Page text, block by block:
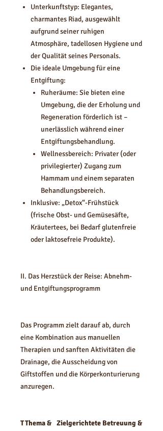
Unterkunftstyp: Elegantes,
charmantes Riad, ausgewählt
aufgrund seiner ruhigen
Atmosphäre, tadellosen Hygiene und
der Qualität seines Personals.
Die ideale Umgebung für eine
Entgiftung:
Ruheräume: Sie bieten eine
Umgebung, die der Erholung und
Regeneration förderlich ist –
unerlässlich während einer
Entgiftungsbehandlung.
Wellnessbereich: Privater (oder
privilegierter) Zugang zum
Hammam und einem separaten
Behandlungsbereich.
Inklusive: „Detox“-Frühstück
(frische Obst- und Gemüsesäfte,
Kräutertees, bei Bedarf glutenfreie
oder laktosefreie Produkte).
II. Das Herzstück der Reise: Abnehm-
und Entgiftungsprogramm
Das Programm zielt darauf ab, durch
eine Kombination aus manuellen
Therapien und sanften Aktivitäten die
Drainage, die Ausscheidung von
Giftstoffen und die Körperkonturierung
anzuregen.
TThema & Zielgerichtete Betreuung &